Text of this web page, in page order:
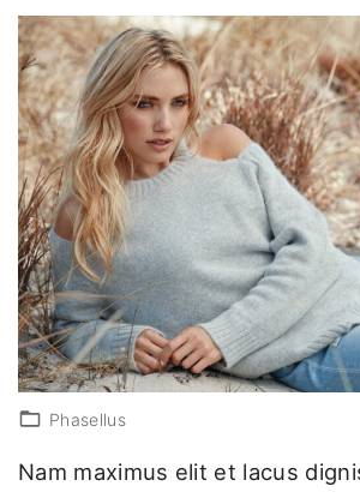
Phasellus
Nam maximus elit et lacus